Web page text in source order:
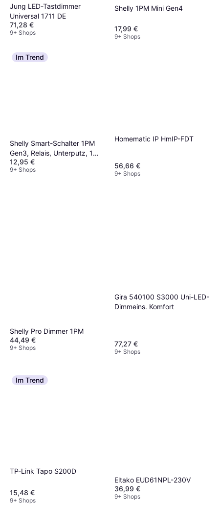
Jung LED-Tastdimmer
Universal 1711 DE
71,28 €
9+ Shops
Shelly 1PM Mini Gen4
17,99 €
9+ Shops
Im Trend
Shelly Smart-Schalter 1PM
Gen3, Relais, Unterputz, 1
Kanal, max. 16 A, WLAN,
Bluetooth Licht
12,95 €
9+ Shops
Homematic IP HmIP-FDT
56,66 €
9+ Shops
Shelly Pro Dimmer 1PM
44,49 €
9+ Shops
Gira 540100 S3000 Uni-LED-
Dimmeins. Komfort
77,27 €
9+ Shops
Im Trend
TP-Link Tapo S200D
15,48 €
9+ Shops
Eltako EUD61NPL-230V
36,99 €
9+ Shops